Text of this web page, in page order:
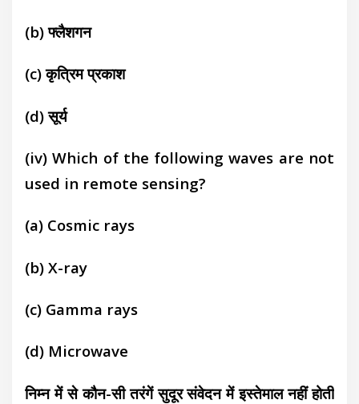
(b)फ्लैशगन
(c) कृत्रिम प्रकाश
(d) सूर्य
(iv) Which of the following waves are not
used in remote sensing?
(a) Cosmic rays
(b) X-ray
(c) Gamma rays
(d) Microwave
निम्न में से कौन-सी तरंगें सुदूर संवेदन में इस्तेमाल नहीं होती